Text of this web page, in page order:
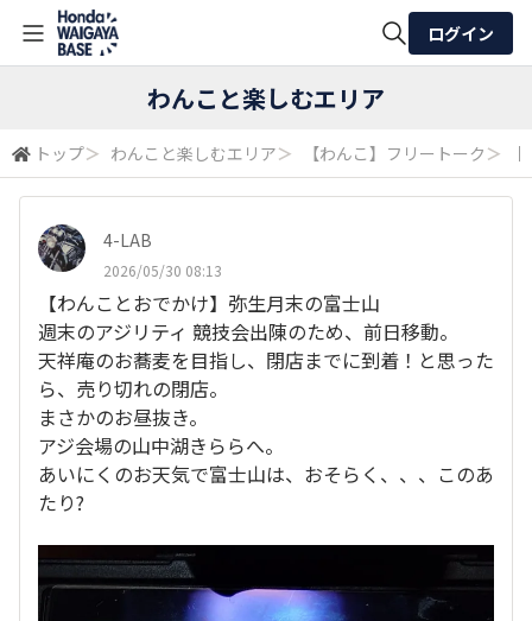
検索
ログイン
わんこと楽しむエリア
トップ＞ わんこと楽しむエリア＞ 【わんこ】フリートーク ＞
4-LAB
2026/05/30 08:13
​【わんことおでかけ】弥生月末の富士山
週末のアジリティ 競技会出陳のため、前日移動。
天祥庵のお蕎麦を目指し、閉店までに到着！と思った
ら、売り切れの閉店。
まさかのお昼抜き。
アジ会場の山中湖きららへ。
あいにくのお天気で富士山は、おそらく、、、このあ
たり?